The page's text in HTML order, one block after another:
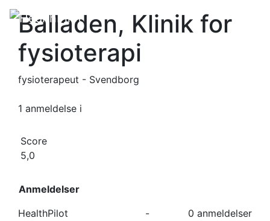
Balladen, Klinik for
fysioterapi
fysioterapeut - Svendborg
1 anmeldelse i
Score
5,0
Anmeldelser
HealthPilot
-
0 anmeldelser